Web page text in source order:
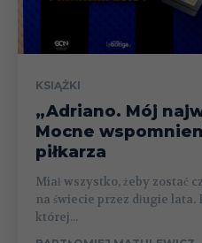
KSIĄŻKI
„Adriano. Mój
Mocne
piłkarza
Miał wszystko, żeby zostać
na świecie przez długie lata.
której...